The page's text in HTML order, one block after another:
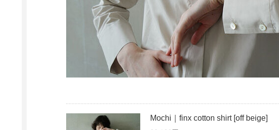
Mochi｜finx cotton shirt [off beige]